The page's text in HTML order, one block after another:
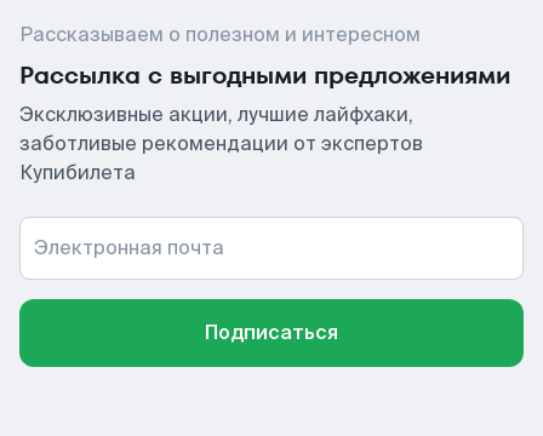
Рассказываем о полезном и интересном
Рассылка с выгодными предложениями
Эксклюзивные акции, лучшие лайфхаки,
заботливые рекомендации от экспертов
Купибилета
Электронная почта
Подписаться